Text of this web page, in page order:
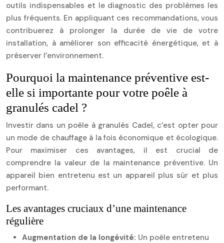
outils indispensables et le diagnostic des problèmes les
plus fréquents. En appliquant ces recommandations, vous
contribuerez à prolonger la durée de vie de votre
installation, à améliorer son efficacité énergétique, et à
préserver l’environnement.
Pourquoi la maintenance préventive est-
elle si importante pour votre poêle à
granulés cadel ?
Investir dans un poêle à granulés Cadel, c’est opter pour
un mode de chauffage à la fois économique et écologique.
Pour maximiser ces avantages, il est crucial de
comprendre la valeur de la maintenance préventive. Un
appareil bien entretenu est un appareil plus sûr et plus
performant.
Les avantages cruciaux d’une maintenance
régulière
Augmentation de la longévité: Un poêle entretenu